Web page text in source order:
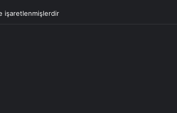
işaretlenmişlerdir